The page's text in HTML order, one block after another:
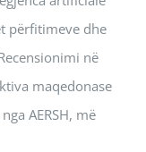
përfitimeve dhe
në
maqedonase
AERSH, më